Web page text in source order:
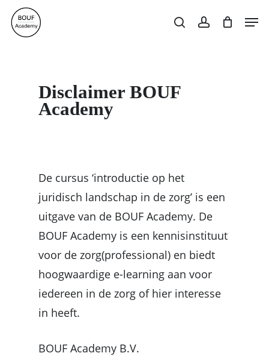
Skip
searchaccount
Close
Disclaimer BOUF
Academy
De cursus ‘introductie op het
juridisch landschap in de zorg’ is een
uitgave van de BOUF Academy. De
BOUF Academy is een kennisinstituut
voor de zorg(professional) en biedt
hoogwaardige e-learning aan voor
iedereen in de zorg of hier interesse
in heeft.
BOUF Academy B.V.